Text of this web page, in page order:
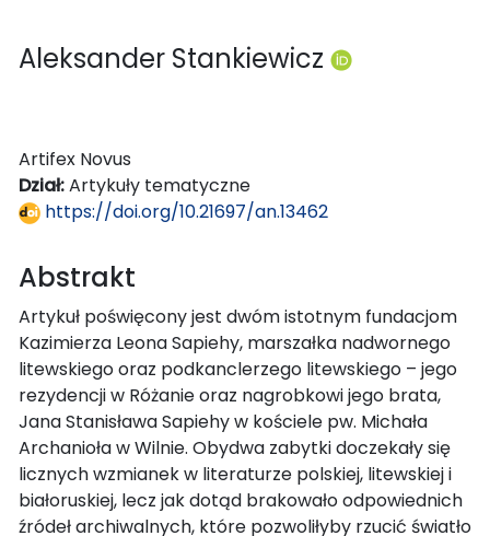
Aleksander Stankiewicz
Artifex Novus
Dział:Artykuły tematyczne
https://doi.org/10.21697/an.13462
Abstrakt
Artykuł poświęcony jest dwóm istotnym fundacjom
Kazimierza Leona Sapiehy, marszałka nadwornego
litewskiego oraz podkanclerzego litewskiego – jego
rezydencji w Różanie oraz nagrobkowi jego brata,
Jana Stanisława Sapiehy w kościele pw. Michała
Archanioła w Wilnie. Obydwa zabytki doczekały się
licznych wzmianek w literaturze polskiej, litewskiej i
białoruskiej, lecz jak dotąd brakowało odpowiednich
źródeł archiwalnych, które pozwoliłyby rzucić światło